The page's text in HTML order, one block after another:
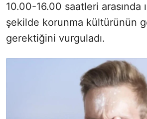
10.00-16.00 saatleri arasında
şekilde korunma kültürünün
gerektiğini vurguladı.